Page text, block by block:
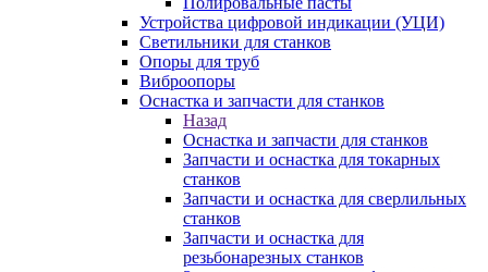
Устройства цифровой индикации (УЦИ)
Светильники для станков
Опоры для труб
Виброопоры
Оснастка и запчасти для станков
Назад
Оснастка и запчасти для станков
Запчасти и оснастка для токарных
станков
Запчасти и оснастка для сверлильных
станков
Запчасти и оснастка для
резьбонарезных станков